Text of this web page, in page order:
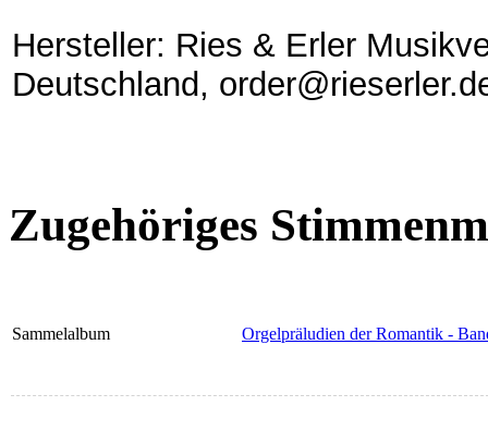
Hersteller: Ries & Erler
Deutschland,
Zugehöriges
Sammelalbum Orgelpräludien der Romantik -